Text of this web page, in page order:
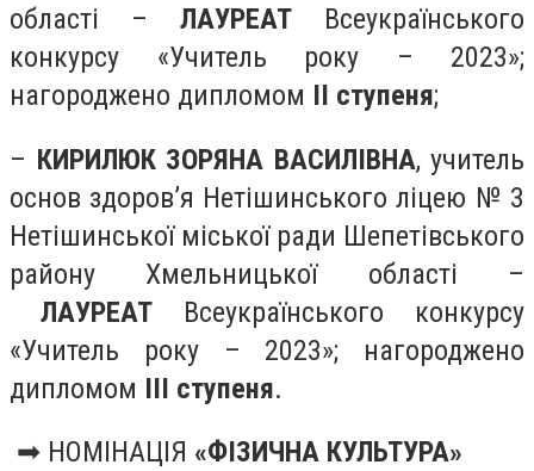
області – ЛАУРЕАТ Всеукраїнського
конкурсу «Учитель року – 2023»;
нагороджено дипломом ІІ ступеня;
– КИРИЛЮК ЗОРЯНА ВАСИЛІВНА, учитель
основ здоров’я Нетішинського ліцею № 3
Нетішинської міської ради Шепетівського
району Хмельницької області –
ЛАУРЕАТ Всеукраїнського конкурсу
«Учитель року – 2023»; нагороджено
дипломом ІІІ ступеня.
➡ НОМІНАЦІЯ «ФІЗИЧНА КУЛЬТУРА»